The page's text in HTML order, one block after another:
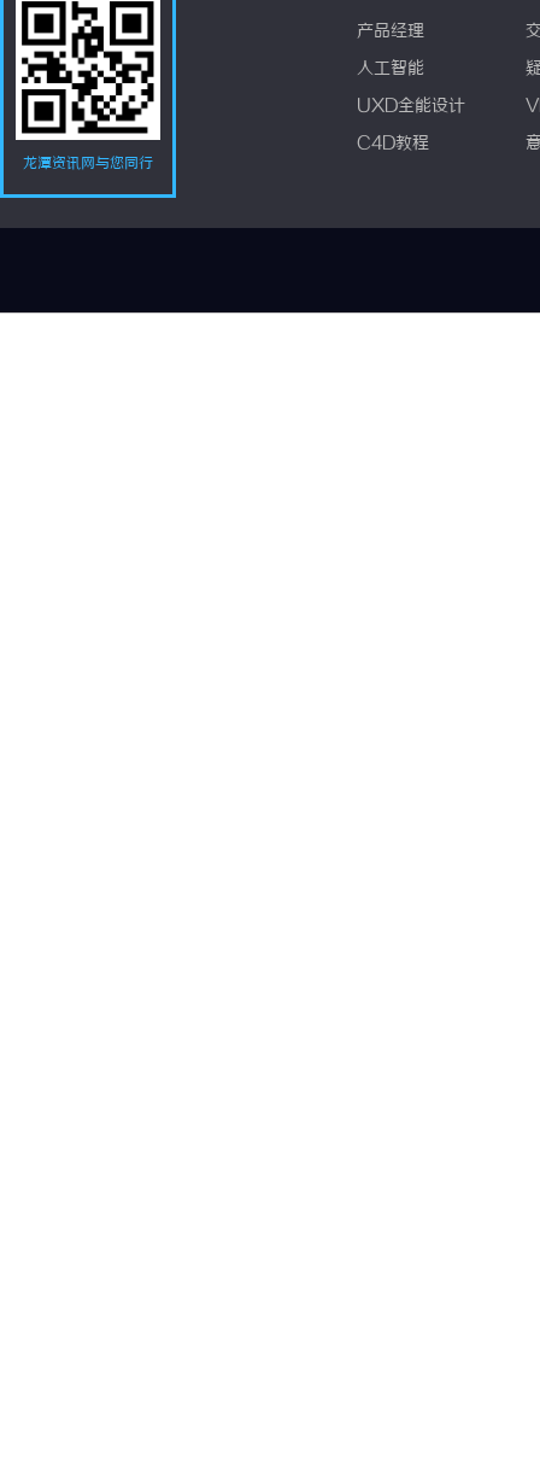
龙潭资讯网与您同行
产品经理
人工智能
UXD全能设计
C4D教程